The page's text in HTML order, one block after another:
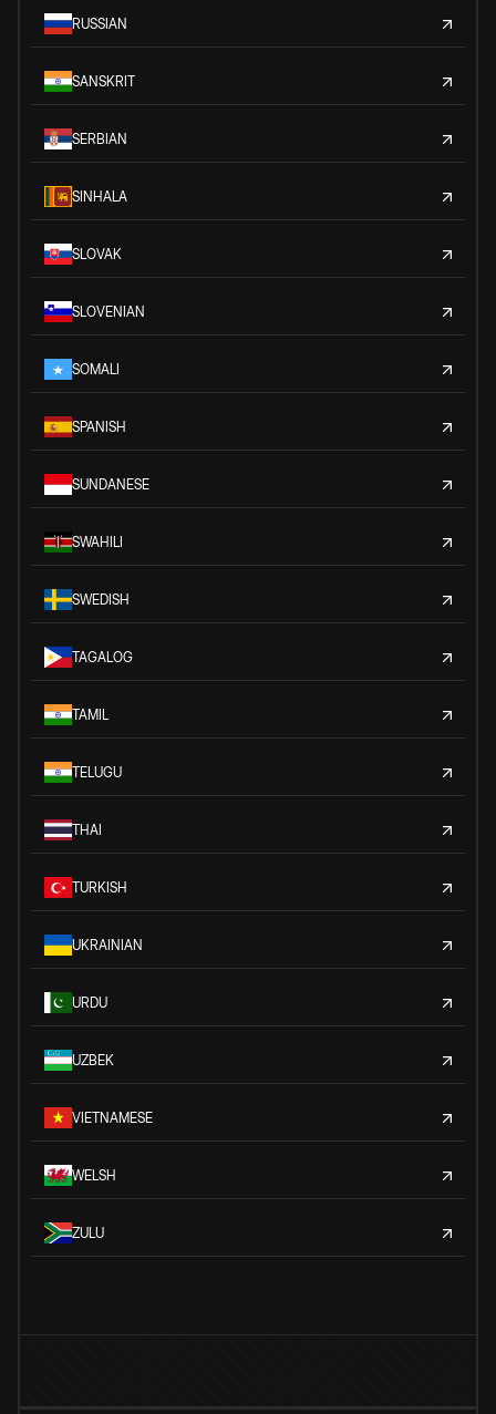
RUSSIAN
SANSKRIT
SERBIAN
SINHALA
SLOVAK
SLOVENIAN
SOMALI
SPANISH
SUNDANESE
SWAHILI
SWEDISH
TAGALOG
TAMIL
TELUGU
THAI
TURKISH
UKRAINIAN
URDU
UZBEK
VIETNAMESE
WELSH
ZULU